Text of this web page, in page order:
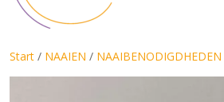
Start / NAAIEN / NAAIBENODIGDHEDEN